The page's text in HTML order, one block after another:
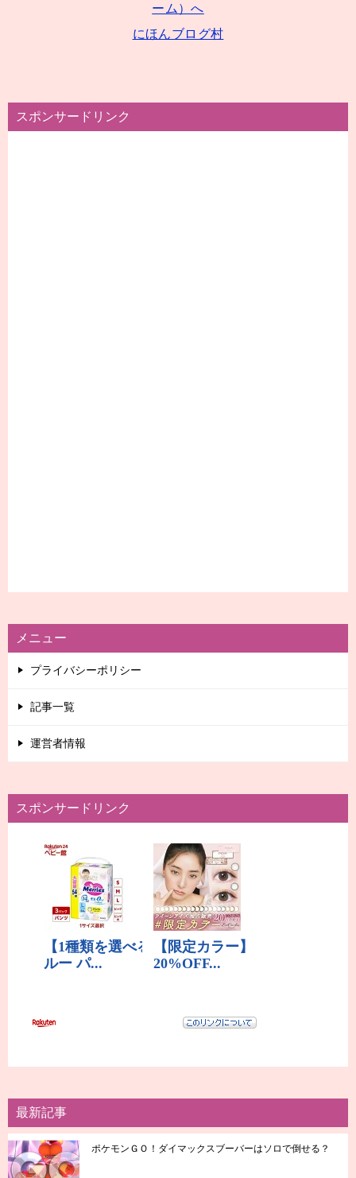
にほんブログ村
スポンサードリンク
メニュー
プライバシーポリシー
記事一覧
運営者情報
スポンサードリンク
最新記事
ポケモンＧＯ！ダイマックスブーバーはソロで倒せる？